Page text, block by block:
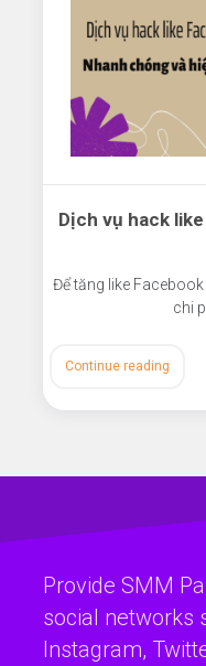
Dịch vụ hack
Để tăng like
chi
Continue reading
Provide SMM
social networks
Instagram,